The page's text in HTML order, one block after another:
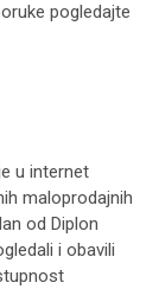
pogledajte
u internet
maloprodajnih
od Diplon
i obavili